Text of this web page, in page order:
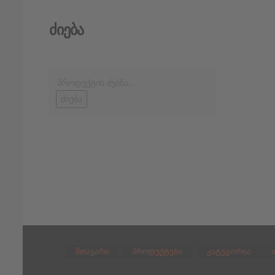
Ძიება
მთავარი პროდუქტები კატეგორია